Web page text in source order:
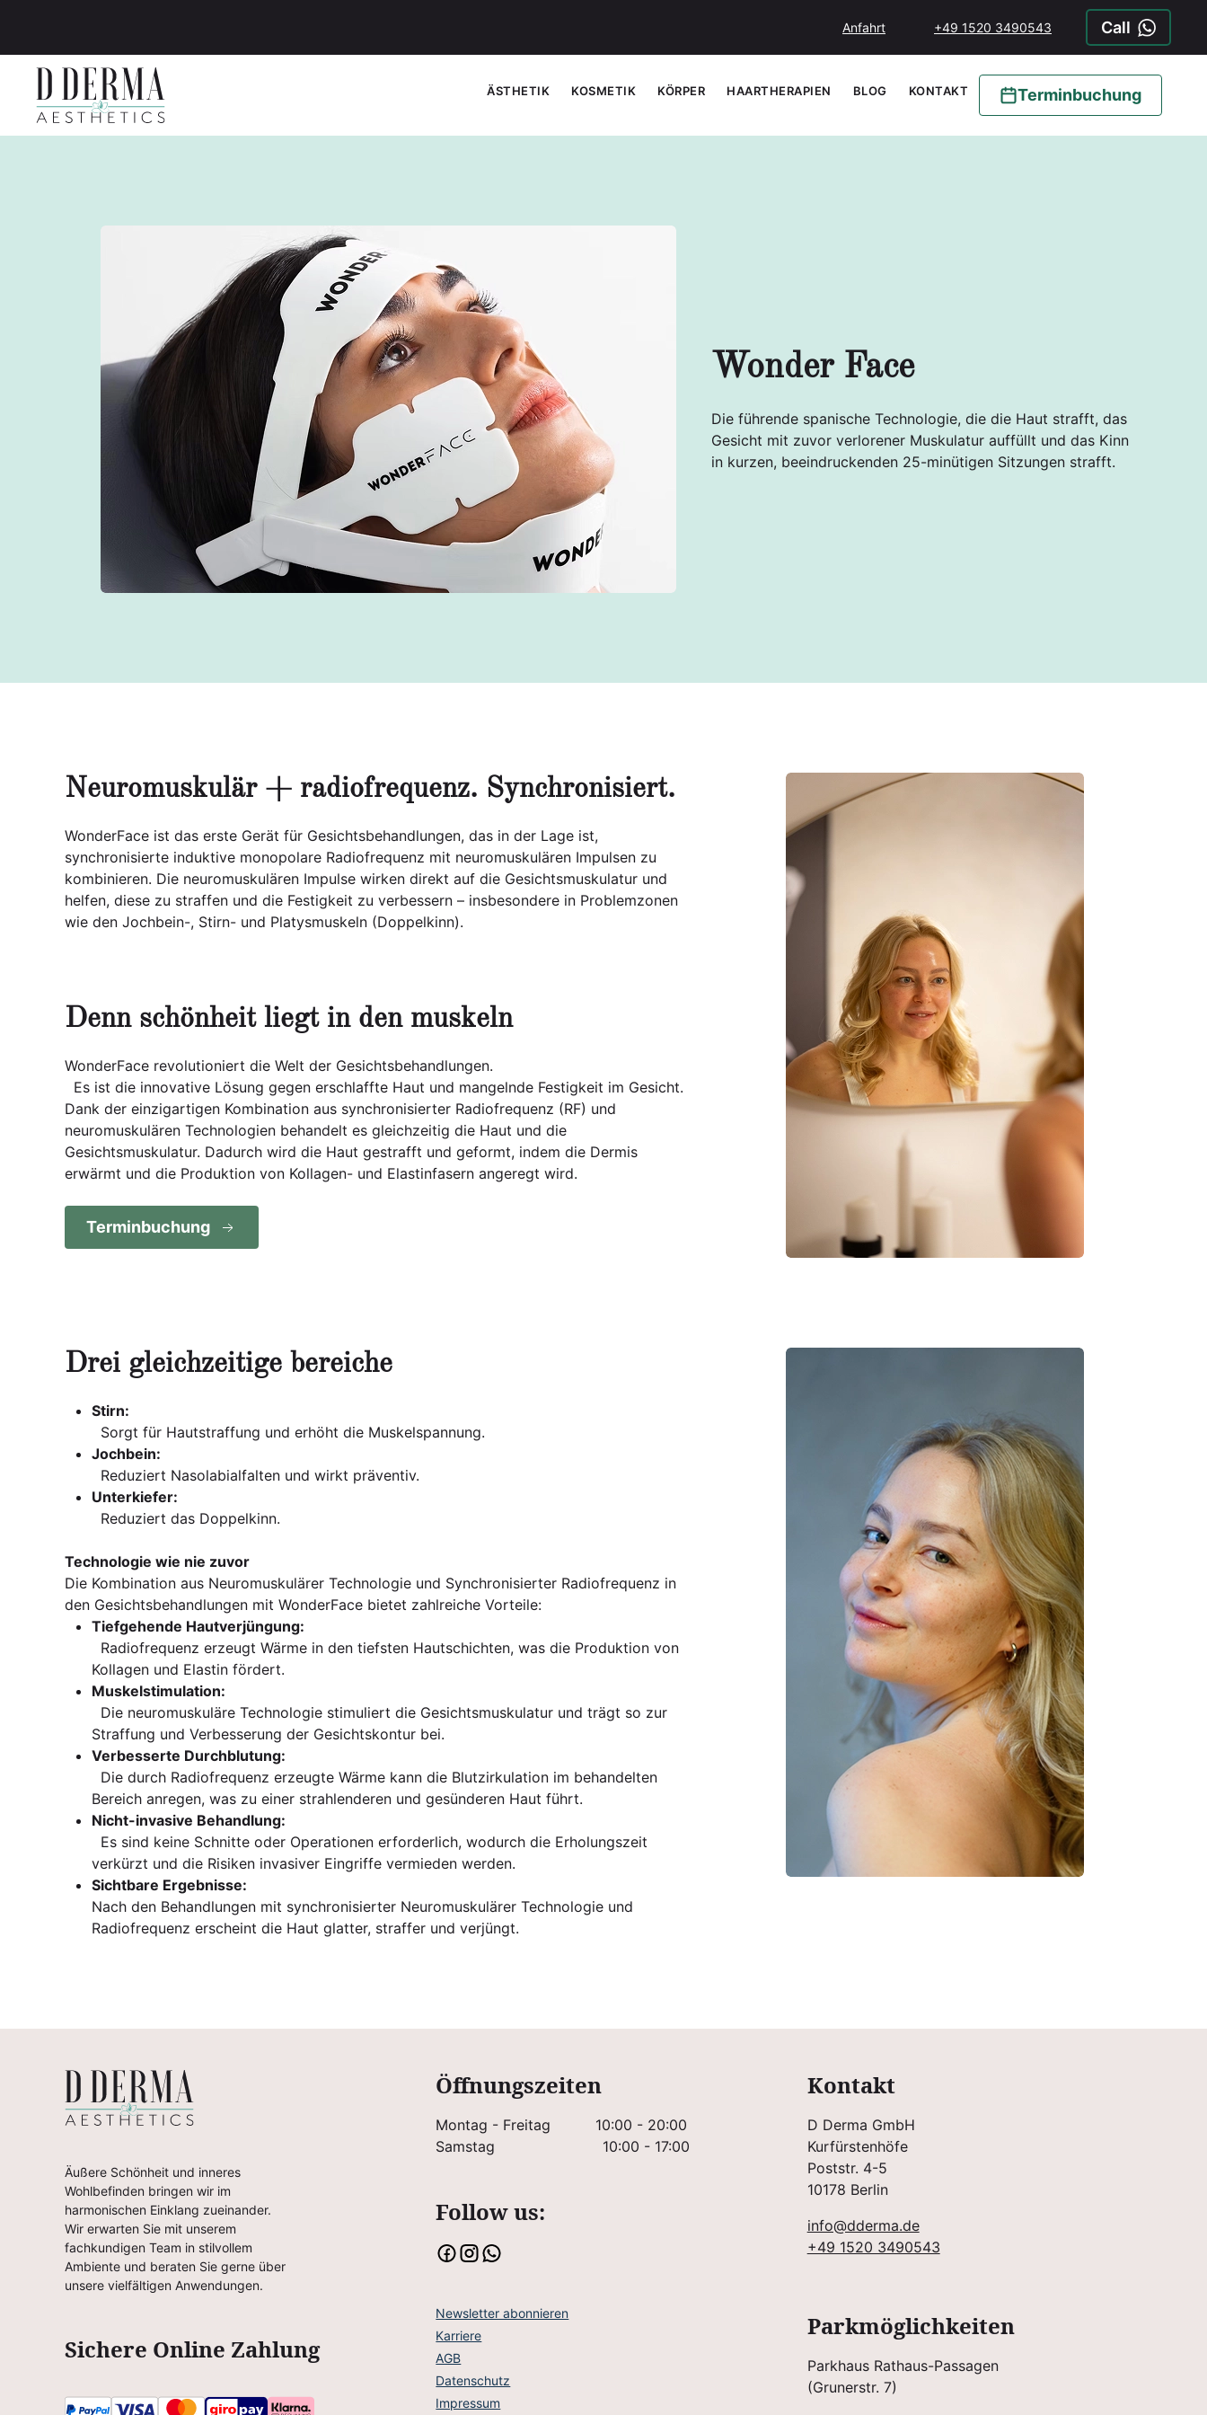
Zum Hauptinhalt springen
Anfahrt +49 1520 3490543 Call
ÄSTHETIK KOSMETIK KÖRPER HAARTHERAPIEN BLOG KONTAKT Terminbuchung
Wonder Face
Die führende spanische Technologie, die die Haut strafft, das
Gesicht mit zuvor verlorener Muskulatur auffüllt und das Kinn
in kurzen, beeindruckenden 25-minütigen Sitzungen strafft.
Neuromuskulär + radiofrequenz. Synchronisiert.
WonderFace ist das erste Gerät für Gesichtsbehandlungen, das in der Lage ist,
synchronisierte induktive monopolare Radiofrequenz mit neuromuskulären Impulsen zu
kombinieren. Die neuromuskulären Impulse wirken direkt auf die Gesichtsmuskulatur und
helfen, diese zu straffen und die Festigkeit zu verbessern – insbesondere in Problemzonen
wie den Jochbein-, Stirn- und Platysmuskeln (Doppelkinn).
Denn schönheit liegt in den muskeln
WonderFace revolutioniert die Welt der Gesichtsbehandlungen.
Es ist die innovative Lösung gegen erschlaffte Haut und mangelnde Festigkeit im Gesicht.
Dank der einzigartigen Kombination aus synchronisierter Radiofrequenz (RF) und
neuromuskulären Technologien behandelt es gleichzeitig die Haut und die
Gesichtsmuskulatur. Dadurch wird die Haut gestrafft und geformt, indem die Dermis
erwärmt und die Produktion von Kollagen- und Elastinfasern angeregt wird.
Terminbuchung
Drei gleichzeitige bereiche
Stirn:
Sorgt für Hautstraffung und erhöht die Muskelspannung.
Jochbein:
Reduziert Nasolabialfalten und wirkt präventiv.
Unterkiefer:
Reduziert das Doppelkinn.
Technologie wie nie zuvor
Die Kombination aus Neuromuskulärer Technologie und Synchronisierter Radiofrequenz in
den Gesichtsbehandlungen mit WonderFace bietet zahlreiche Vorteile:
Tiefgehende Hautverjüngung:
Radiofrequenz erzeugt Wärme in den tiefsten Hautschichten, was die Produktion von
Kollagen und Elastin fördert.
Muskelstimulation:
Die neuromuskuläre Technologie stimuliert die Gesichtsmuskulatur und trägt so zur
Straffung und Verbesserung der Gesichtskontur bei.
Verbesserte Durchblutung:
Die durch Radiofrequenz erzeugte Wärme kann die Blutzirkulation im behandelten
Bereich anregen, was zu einer strahlenderen und gesünderen Haut führt.
Nicht-invasive Behandlung:
Es sind keine Schnitte oder Operationen erforderlich, wodurch die Erholungszeit
verkürzt und die Risiken invasiver Eingriffe vermieden werden.
Sichtbare Ergebnisse:
Nach den Behandlungen mit synchronisierter Neuromuskulärer Technologie und
Radiofrequenz erscheint die Haut glatter, straffer und verjüngt.
Äußere Schönheit und inneres
Wohlbefinden bringen wir im
harmonischen Einklang zueinander.
Wir erwarten Sie mit unserem
fachkundigen Team in stilvollem
Ambiente und beraten Sie gerne über
unsere vielfältigen Anwendungen.
Sichere Online Zahlung
Öffnungszeiten
Montag - Freitag 10:00 - 20:00
Samstag 10:00 - 17:00
Follow us:
Newsletter abonnieren
Karriere
AGB
Datenschutz
Impressum
Kontakt
D Derma GmbH
Kurfürstenhöfe
Poststr. 4-5
10178 Berlin
info@dderma.de
+49 1520 3490543
Parkmöglichkeiten
Parkhaus Rathaus-Passagen
(Grunerstr. 7)